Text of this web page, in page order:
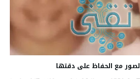
مع الحفاظ على دقتها